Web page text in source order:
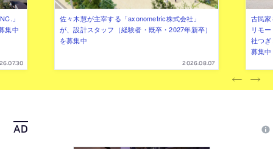
」
集中
佐々木慧が主宰する「axonometric株式会社」
が、設計スタッフ（経験者・既卒・2027年新卒）
を募集中
2026.08.07
古民
リモ
社つ
募集中